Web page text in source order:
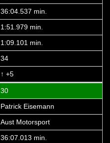
36:04.537 min.
1:51.979 min.
1:09.101 min.
34
↑ +5
30
Patrick Eisemann
Aust Motorsport
36:07.013 min.